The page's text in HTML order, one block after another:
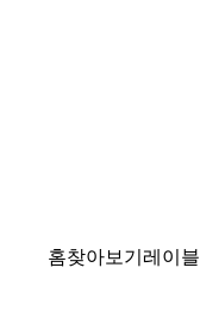
홈찾아보기레이블